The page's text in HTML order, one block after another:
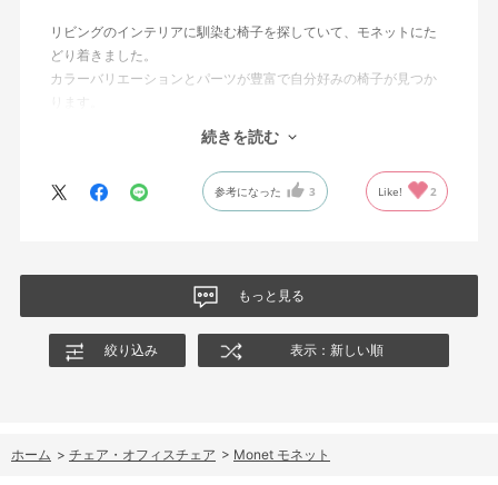
リビングのインテリアに馴染む椅子を探していて、モネットにた
どり着きました。
カラーバリエーションとパーツが豊富で自分好みの椅子が見つか
オフィスチェアにしては比較的コンパクトで家に置くのに最適で
した、座り心地も良く大変気に入っています。
今回どうしても欲しい色の組み合わせがあったので固定肘の物を
購入しましたが、欲を言えば稼働肘バージョンもバイカラーなど
続きを読む
参考になった 3 Like! 2
もっと見る
絞り込み 表示：新しい順
ホーム > チェア・オフィスチェア > Monet モネット